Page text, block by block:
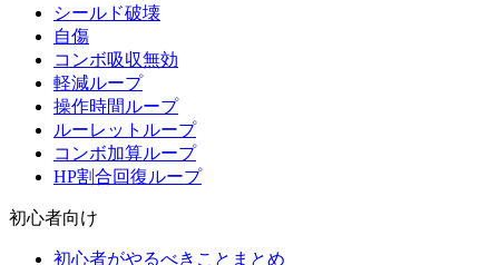
シールド破壊
自傷
コンボ吸収無効
軽減ループ
操作時間ループ
ルーレットループ
コンボ加算ループ
HP割合回復ループ
初心者向け
初心者がやるべきことまとめ